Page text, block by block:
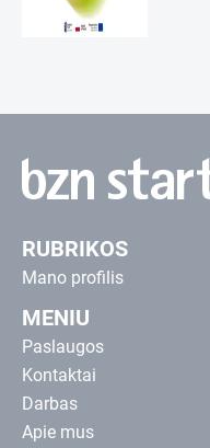
RUBRIKOS
Mano profilis
MENIU
Paslaugos
Kontaktai
Darbas
Apie mus